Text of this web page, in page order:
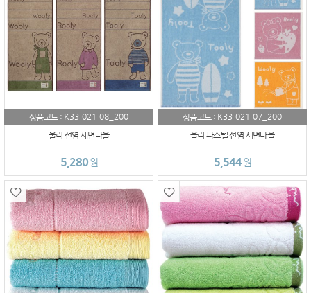
상품코드 : K33-021-08_200
울리 선염 세면타올
5,280원
상품코드 : K33-021-07_200
울리 파스텔 선염 세면타올
5,544원